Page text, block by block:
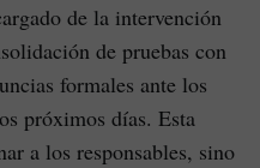
de la intervención
de pruebas con
formales ante los
próximos días. Esta
a los responsables, sino